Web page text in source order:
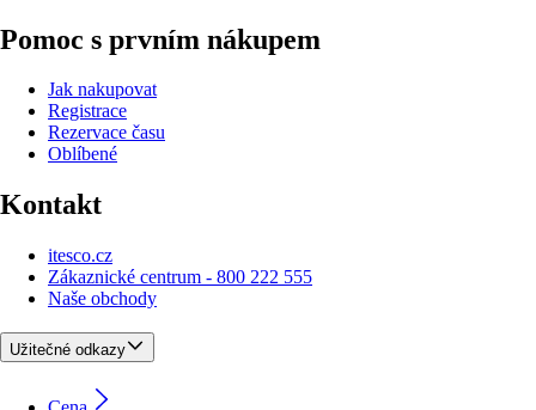
Pomoc s prvním nákupem
Jak nakupovat
Registrace
Rezervace času
Oblíbené
Kontakt
itesco.cz
Zákaznické centrum - 800 222 555
Naše obchody
Užitečné odkazy